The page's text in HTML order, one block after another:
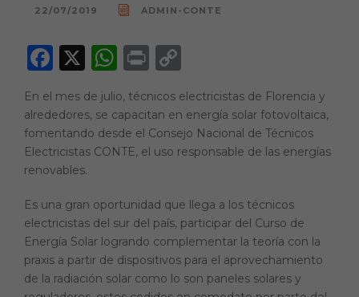
22/07/2019 ADMIN-CONTE
F
c
e
b
o
k
X
W
a
ts
A
p
P
ri
n
t
o
p
y
Li
k
En el mes de julio, técnicos electricistas de Florencia y
alrededores, se capacitan en energía solar fotovoltaica,
fomentando desde el Consejo Nacional de Técnicos
Electricistas CONTE, el uso responsable de las energías
renovables.
Es una gran oportunidad que llega a los técnicos
electricistas del sur del país, participar del Curso de
Energía Solar logrando complementar la teoría con la
praxis a partir de dispositivos para el aprovechamiento
de la radiación solar como lo son paneles solares y